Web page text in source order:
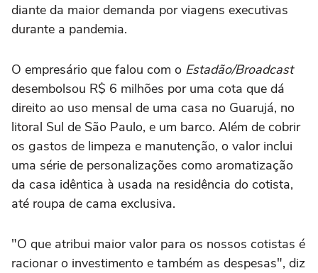
diante da maior demanda por viagens executivas
durante a pandemia.
O empresário que falou com o Estadão/Broadcast
desembolsou R$ 6 milhões por uma cota que dá
direito ao uso mensal de uma casa no Guarujá, no
litoral Sul de São Paulo, e um barco. Além de cobrir
os gastos de limpeza e manutenção, o valor inclui
uma série de personalizações como aromatização
da casa idêntica à usada na residência do cotista,
até roupa de cama exclusiva.
"O que atribui maior valor para os nossos cotistas é
racionar o investimento e também as despesas", diz